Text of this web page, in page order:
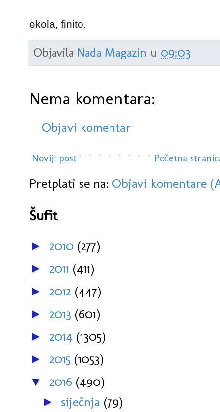
ekola, finito.
Objavila Nada Magazin u 09:03
Nema komentara:
Objavi komentar
Noviji post Početna
Pretplati se na: Objavi komentare
Šufit
► 2010 (277)
► 2011 (411)
► 2012 (447)
► 2013 (601)
► 2014 (1305)
► 2015 (1053)
▼ 2016 (490)
► siječnja (79)